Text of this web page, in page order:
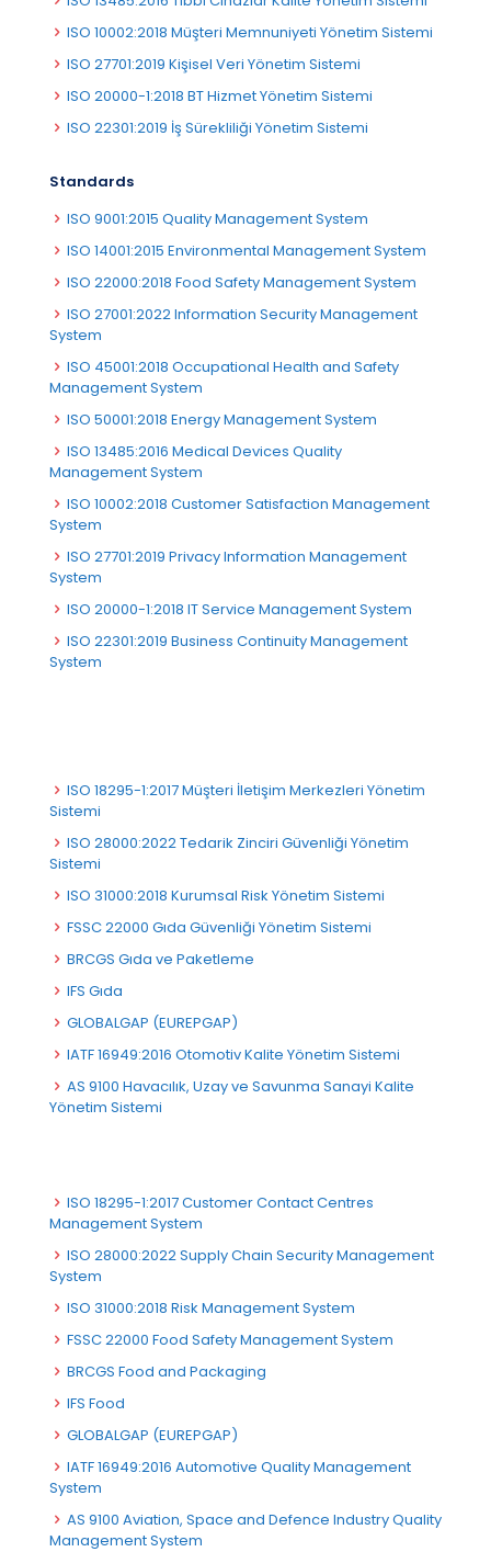
ISO 10002:2018 Müşteri Memnuniyeti Yönetim Sistemi
ISO 27701:2019 Kişisel Veri Yönetim Sistemi
ISO 20000-1:2018 BT Hizmet Yönetim Sistemi
ISO 22301:2019 İş Sürekliliği Yönetim Sistemi
Standards
ISO 9001:2015 Quality Management System
ISO 14001:2015 Environmental Management System
ISO 22000:2018 Food Safety Management System
ISO 27001:2022 Information Security Management
System
ISO 45001:2018 Occupational Health and Safety
Management System
ISO 50001:2018 Energy Management System
ISO 13485:2016 Medical Devices Quality
Management System
ISO 10002:2018 Customer Satisfaction Management
System
ISO 27701:2019 Privacy Information Management
System
ISO 20000-1:2018 IT Service Management System
ISO 22301:2019 Business Continuity Management
System
ISO 18295-1:2017 Müşteri İletişim Merkezleri Yönetim
Sistemi
ISO 28000:2022 Tedarik Zinciri Güvenliği Yönetim
Sistemi
ISO 31000:2018 Kurumsal Risk Yönetim Sistemi
FSSC 22000 Gıda Güvenliği Yönetim Sistemi
BRCGS Gıda ve Paketleme
IFS Gıda
GLOBALGAP (EUREPGAP)
IATF 16949:2016 Otomotiv Kalite Yönetim Sistemi
AS 9100 Havacılık, Uzay ve Savunma Sanayi Kalite
Yönetim Sistemi
ISO 18295-1:2017 Customer Contact Centres
Management System
ISO 28000:2022 Supply Chain Security Management
System
ISO 31000:2018 Risk Management System
FSSC 22000 Food Safety Management System
BRCGS Food and Packaging
IFS Food
GLOBALGAP (EUREPGAP)
IATF 16949:2016 Automotive Quality Management
System
AS 9100 Aviation, Space and Defence Industry Quality
Management System